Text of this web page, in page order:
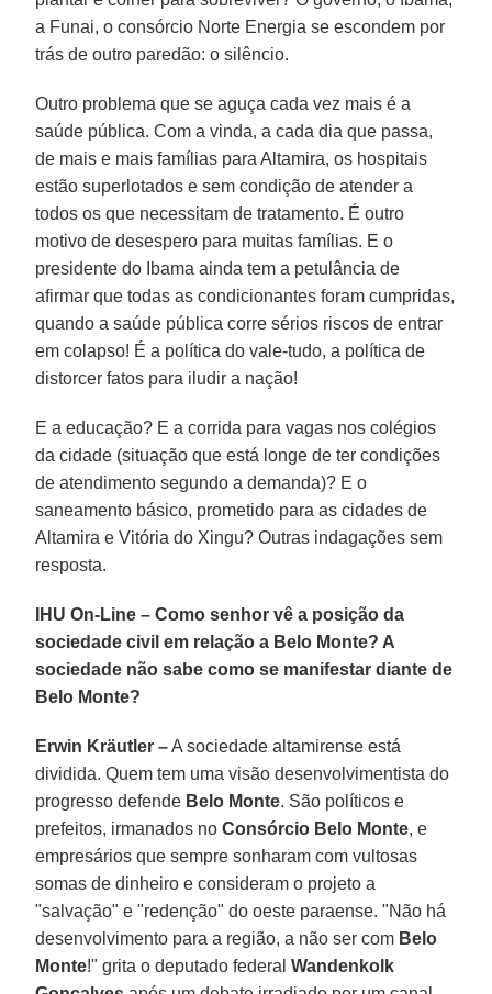
a Funai, o consórcio Norte Energia se escondem por
trás de outro paredão: o silêncio.
Outro problema que se aguça cada vez mais é a
saúde pública. Com a vinda, a cada dia que passa,
de mais e mais famílias para Altamira, os hospitais
estão superlotados e sem condição de atender a
todos os que necessitam de tratamento. É outro
motivo de desespero para muitas famílias. E o
presidente do Ibama ainda tem a petulância de
afirmar que todas as condicionantes foram cumpridas,
quando a saúde pública corre sérios riscos de entrar
em colapso! É a política do vale-tudo, a política de
distorcer fatos para iludir a nação!
E a educação? E a corrida para vagas nos colégios
da cidade (situação que está longe de ter condições
de atendimento segundo a demanda)? E o
saneamento básico, prometido para as cidades de
Altamira e Vitória do Xingu? Outras indagações sem
resposta.
IHU On-Line – Como senhor vê a posição da
sociedade civil em relação a Belo Monte? A
sociedade não sabe como se manifestar diante de
Belo Monte?
Erwin Kräutler –A sociedade altamirense está
dividida. Quem tem uma visão desenvolvimentista do
progresso defende Belo Monte. São políticos e
prefeitos, irmanados noConsórcio Belo Monte, e
empresários que sempre sonharam com vultosas
somas de dinheiro e consideram o projeto a
"salvação" e "redenção" do oeste paraense. "Não há
desenvolvimento para a região, a não ser com Belo
Monte!" grita o deputado federalWandenkolk